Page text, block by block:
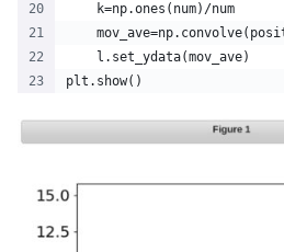
    k=np.ones(num)/num
    l.set_ydata(mov_ave)
plt.show()